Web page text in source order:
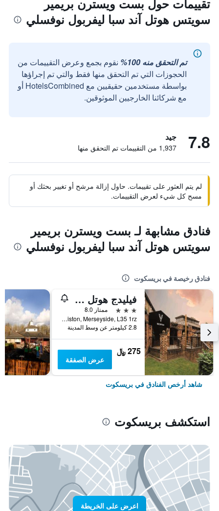
تقييمات حول بست ويسترن بريمير
سويتس هوتل آند سبا ليفربول نوفسلي
تم التحقق منه 100%
نقوم بجمع وعرض التقييمات من
الحجوزات التي تم التحقق منها فقط والتي تم إجراؤها
بواسطة مستخدمين حقيقيين مع HotelsCombined أو
مع شركائنا الخارجيين الموثوقين.
7.8 جيد
1,937 من التقييمات تم التحقق منها
لم يتم العثور على تقييمات. حاول إزالة مرشح أو تغيير بحثك أو
مسح كل شيء لعرض التقييمات.
فنادق مشابهة لـ بست ويسترن بريمير
سويتس هوتل آند سبا ليفربول نوفسلي
فنادق رخيصة في بريسكوت
فيليدج هوتل ليفربول
3 نجوم
ممتاز 8.0
Fallows Way,Whiston, Merseyside, L35 1rz, بريسكوت, المملكة المتحدة
2.8 كيلومتر عن وسط المدينة
275 ﷼
عرض الصفقة
شاهد أرخص الفنادق في بريسكوت
استكشف بريسكوت
اعرض على الخريطة